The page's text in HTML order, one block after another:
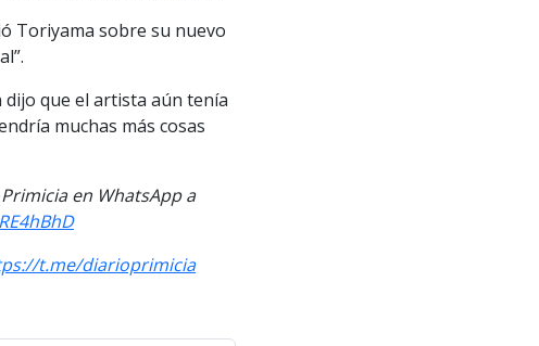
Toriyama sobre su nuevo
que el artista aún tenía
muchas más cosas
en WhatsApp a
t.me/diarioprimicia